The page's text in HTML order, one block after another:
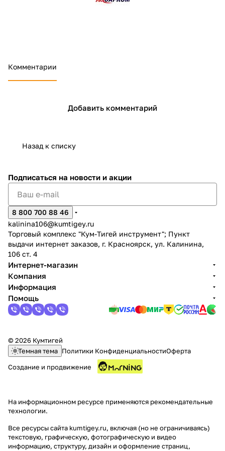
Комментарии
Добавить комментарий
Назад к списку
Подписаться на новости и акции
8 800 700 88 46
kalinina106@kumtigey.ru
Торговый комплекс "Кум-Тигей инструмент"; Пункт
выдачи интернет заказов, г. Красноярск, ул. Калинина,
106 ст. 4
Интернет-магазин
Компания
Информация
Помощь
© 2026 Кумтигей
Темная тема Политики КонфиденциальностиОферта
Создание и продвижение
На информационном ресурсе применяются рекомендательные
технологии.
Все ресурсы сайта kumtigey.ru, включая (но не ограничиваясь)
текстовую, графическую, фотографическую и видео
информацию, структуру, дизайн и оформление страниц,
25
Получайте товар
Оставшиеся
по25 %каждые 2 недели
Подробнее
об оплате Плайтом
раз в 2
plait.ru